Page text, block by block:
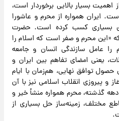
بسیار بالایی برخوردار است،
ایران همواره از محرم و عاشورا
بسیاری کسب کرده است. حضرت
که «این محرم و صفر است که اسلام را
عامل سازندگی انسان و جامعه
یعنی امضای تفاهم بین ایران و
حصول توافق نهایی، هم‌زمان با ایام
و پیروزی انقلاب اسلامی نیز با آن
گذشته، محرم همواره منشأ خیر و
مختلف، زمینه‌ساز حل بسیاری از